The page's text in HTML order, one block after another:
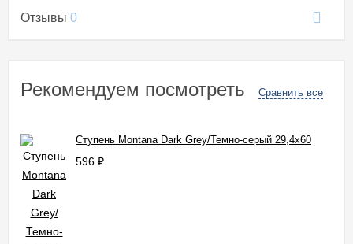
Отзывы 0
Рекомендуем посмотреть Сравнить все
Ступень Montana Dark Grey/Темно-серый 29,4x60
596 ₽